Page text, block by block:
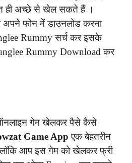
ही अच्छे से खेल सकते हैं ।
फोन में डाउनलोड करना
Rummy सर्च कर इसके
Rummy Download कर
गेम खेलकर पैसे कैसे
Game Appएक बेहतरीन
आप इस गेम को खेलकर फ्री